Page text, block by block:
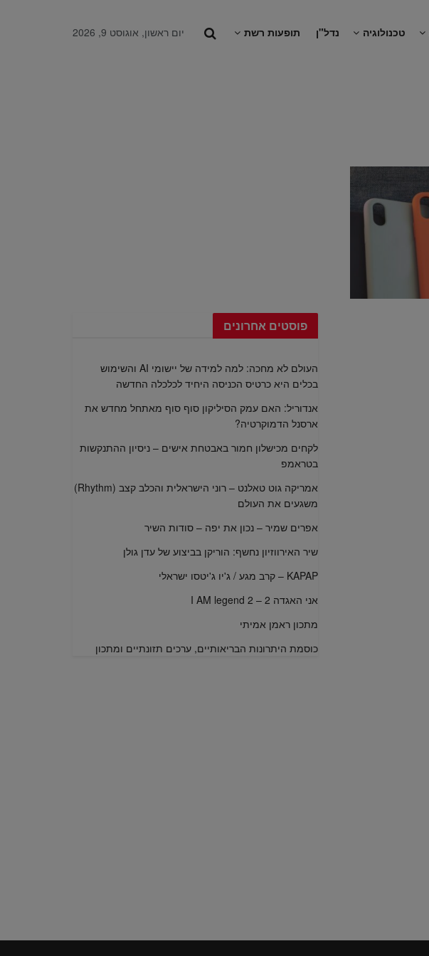
טכנולוגיה נדל"ן תופעות רשת יום ראשון, אוגוסט 9, 2026
פוסטים אחרונים
העולם לא מחכה: למה למידה של יישומי AI והשימוש
בכלים היא כרטיס הכניסה היחיד לכלכלה החדשה
אנדוריל: האם עמק הסיליקון סוף סוף מאתחל מחדש את
ארסנל הדמוקרטיה?
לקחים מכישלון חמור באבטחת אישים – ניסיון ההתנקשות
בטראמפ
אמריקה גוט טאלנט – רוני הישראלית והכלב קצב (Rhythm)
משגעים את העולם
אפרים שמיר – נכון את יפה – סודות השיר
שיר האירווזיון נחשף: הוריקן בביצוע של עדן גולן
KAPAP – קרב מגע / ג'יו ג'יטסו ישראלי
אני האגדה 2 – I AM legend 2
מתכון ראמן אמיתי
כוסמת היתרונות הבריאותיים, ערכים תזונתיים ומתכון